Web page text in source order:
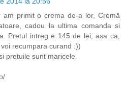
am primit o crema de-a lor, Cremă
cadou la ultima comanda si
Pretul intreg e 145 de lei, asa ca,
recumpara curand :))
pretuile sunt maricele.